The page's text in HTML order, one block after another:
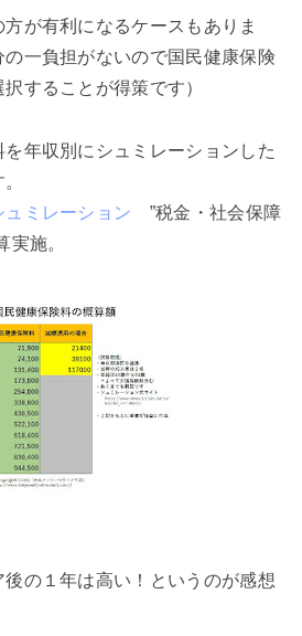
が有利になるケースもありま
一負担がないので国民健康保険
することが得策です）
年収別にシュミレーションした
ュミレーション ”税金・社会保障
実施。
の１年は高い！というのが感想